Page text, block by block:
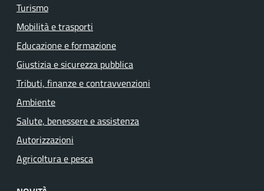
Turismo
Mobilità e trasporti
Educazione e formazione
Giustizia e sicurezza pubblica
Tributi, finanze e contravvenzioni
Ambiente
Salute, benessere e assistenza
Autorizzazioni
Agricoltura e pesca